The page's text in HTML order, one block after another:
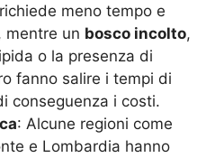
richiede meno tempo e
mentre un bosco incolto,
o la presenza di
fanno salire i tempi di
conseguenza i costi.
: Alcune regioni come
e Lombardia hanno